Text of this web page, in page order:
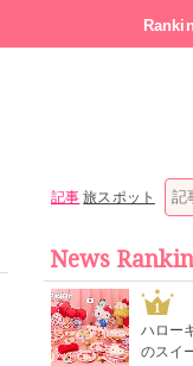
記事 旅スポット
News
1
ハロー
のスイ